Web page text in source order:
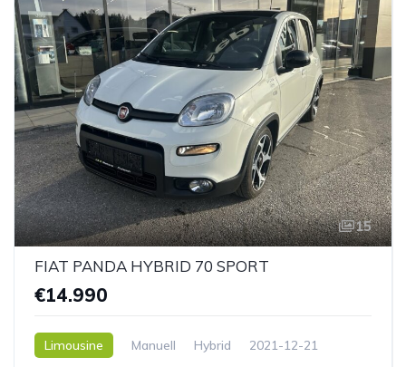
15
FIAT PANDA HYBRID 70 SPORT
€14.990
Limousine Manuell Hybrid
2021-12-21